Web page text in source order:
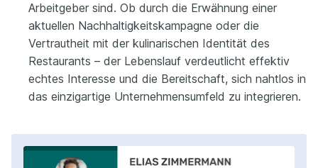
Arbeitgeber sind. Ob durch die Erwähnung einer
aktuellen Nachhaltigkeitskampagne oder die
Vertrautheit mit der kulinarischen Identität des
Restaurants – der Lebenslauf verdeutlicht effektiv
echtes Interesse und die Bereitschaft, sich nahtlos in
das einzigartige Unternehmensumfeld zu integrieren.